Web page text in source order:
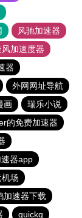
风驰加速器
风加速度器
器
外网网址导航
画
瑞乐小说
的免费加速器
器app
场
加速器下载
quickq